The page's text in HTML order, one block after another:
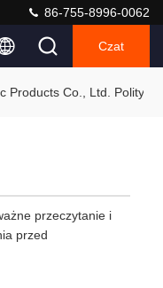
86-755-8996-0062
Czat
Products Co., Ltd. Polityka
przeczytanie i
przed